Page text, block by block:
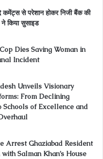
कमेंट्स से परेशान होकर निजी बैंक की
किया सुसाइड
Dies Saving Woman in
Incident
Unveils Visionary
From Declining
Schools of Excellence and
Arrest Ghaziabad Resident
Salman Khan’s House